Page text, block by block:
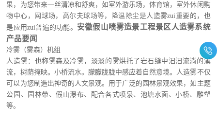
果，为您带来一丝清凉和舒爽，如室外游乐场，体育馆，室外休闲购
物中心，网球场，高尔夫球场等，降温除尘是人造雾zui重要的，也
是应用zui普遍的功能。 安徽假山喷雾造景工程景区人造雾系统
产品要闻
冷雾（雾森）机组
人造雾：也称雾森及冷雾，淡淡的雾烘托了岩石缝中汩汩流淌的溪
流，树荫掩映。小桥流水。朦朦胧胧中感应着自然意境。人造雾不仅
可以为您制造出神奇的人文景观。用于广泛的园林景观效果，如主题
公园、园林带、假山瀑布、配合各式喷泉、池塘水面、小桥、雕塑
等。